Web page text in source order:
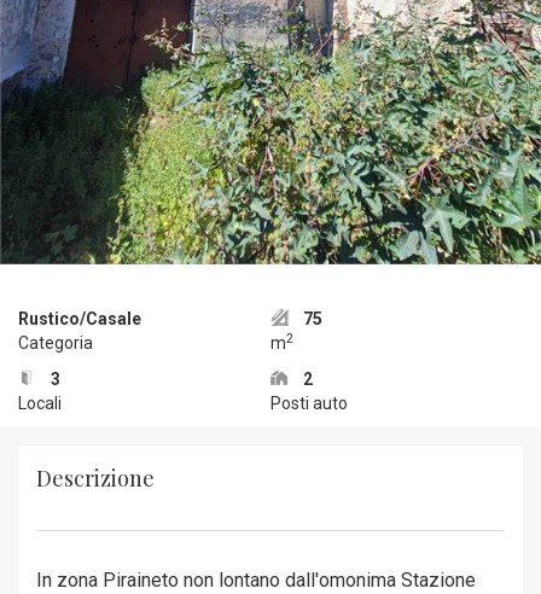
Rustico/Casale
Categoria
75
m2
3
Locali
2
Posti auto
Descrizione
In zona Piraineto non lontano dall'omonima Stazione